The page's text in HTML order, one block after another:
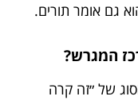
גם אומר תורים.
המגרש?
של ״זה קרה